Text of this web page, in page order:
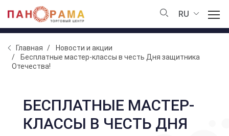
RU
Главная
Новости и акции
Бесплатные мастер-классы в честь Дня защитника
Отечества!
БЕСПЛАТНЫЕ МАСТЕР-
КЛАССЫ В ЧЕСТЬ ДНЯ